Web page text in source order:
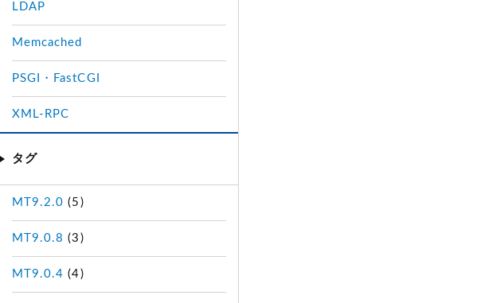
LDAP
Memcached
PSGI・FastCGI
XML-RPC
タグ
MT9.2.0 (5)
MT9.0.8 (3)
MT9.0.4 (4)